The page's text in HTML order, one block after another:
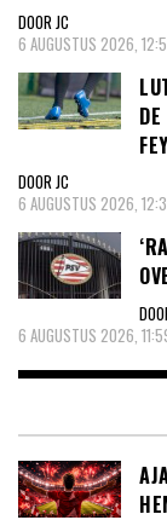
DOOR JC
6 AUGUSTUS 2026,
DOOR JC
6 AUGUSTUS 2026,
6 AUGUSTUS 2026,